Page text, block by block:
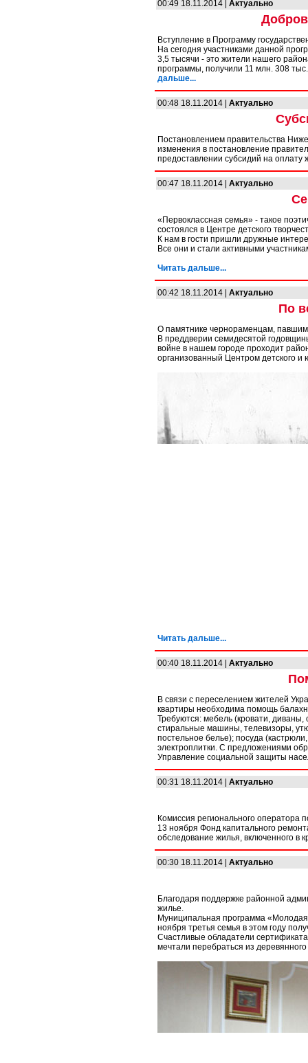
00:49 18.11.2014 | Актуально
Вступление в Программу
На сегодня участниками данной
3,5 тысячи - это жители нашего
программы, получили 11 млн. 308
дальше...
00:48 18.11.2014 | Актуально
Постановлением правительства
изменения в постановление
предоставлении субсидий на оплату
00:47 18.11.2014 | Актуально
«Первоклассная семья» - такое
состоялся в Центре детского
К нам в гости пришли дружные
Все они и стали активными
Читать дальше...
00:42 18.11.2014 | Актуально
По
О памятнике чернораменцам, павшим
В преддверии семидесятой
войне в нашем городе проходит
организованный Центром детского и
Читать дальше...
00:40 18.11.2014 | Актуально
В связи с переселением жителей
квартиры необходима помощь
Требуются: мебель (кровати,
стиральные машины, телевизоры,
постельное белье); посуда
электроплитки. С предложениями
Управление социальной защиты
00:31 18.11.2014 | Актуально
Комиссия регионального оператора
13 ноября Фонд капитального
обследование жилья, включенного в
00:30 18.11.2014 | Актуально
Благодаря поддержке районной
жилье.
Муниципальная программа
ноября третья семья в этом году
Счастливые обладатели
мечтали перебраться из